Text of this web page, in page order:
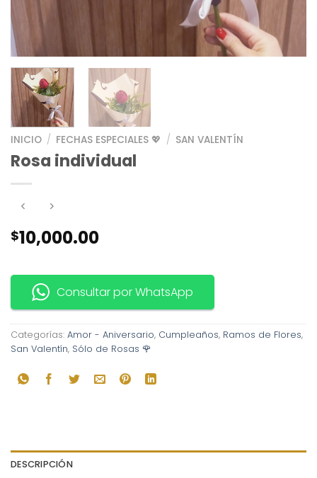
INICIO / FECHAS ESPECIALES 💖 / SAN VALENTÍN
Rosa individual
$10,000.00
Consultar por WhatsApp
Categorías: Amor - Aniversario, Cumpleaños, Ramos de Flores,
San Valentín, Sólo de Rosas 🌹
DESCRIPCIÓN